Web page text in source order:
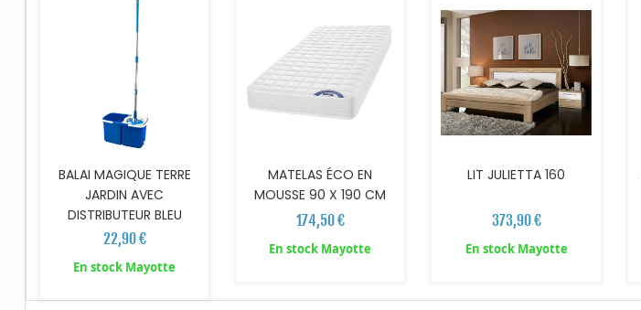
BALAI MAGIQUE TERRE
JARDIN AVEC
DISTRIBUTEUR BLEU
22,90 €
En stock Mayotte
MATELAS ÉCO EN
MOUSSE 90 X 190 CM
174,50 €
En stock Mayotte
LIT JULIETTA 160
373,90 €
En stock Mayotte